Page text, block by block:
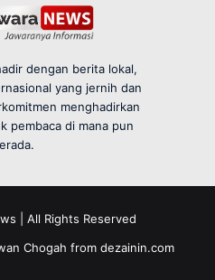
dengan berita lokal,
yang jernih dan
menghadirkan
pembaca di mana pun
| All Rights Reserved
Chogah from dezainin.com